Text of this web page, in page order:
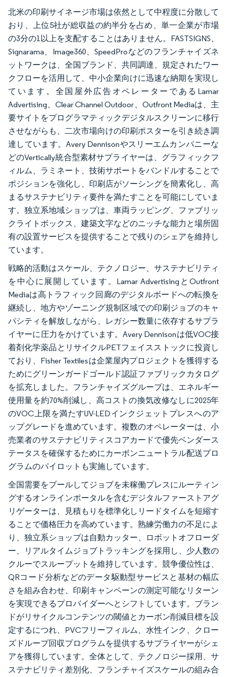
北米の印刷サイネージ市場は依然として中程度に分散して
おり、上位5社が総収益の約半分を占め、単一企業が市場
の3分の1以上を支配することはありません。FASTSIGNS、
Signarama、Image360、SpeedProなどのフランチャイズネ
ットワークは、全国ブランド、共同調達、規定されたワー
クフローを活用して、中小企業向けに迅速な納期を実現し
ています。全国屋外広告オペレーターであるLamar
Advertising、Clear Channel Outdoor、Outfront Mediaは、主
要サイトをプログラマティックデジタルスクリーンに移行
させながらも、二次市場向けの印刷ポスターを引き続き調
達しています。Avery Dennisonやスリーエムカンパニーな
どのVertically統合型素材サプライヤーは、グラフィックフ
ィルム、ラミネート、技術サポートをバンドルすることで
ポジションを強化し、印刷店がソーシングを簡素化し、高
まるサステナビリティ要件を満たすことを可能にしていま
す。独立系地域ショップは、車両ラッピング、ファブリッ
クライトボックス、建築文字などのニッチな能力と場所固
有の設置サービスを提供することで残りのシェアを維持し
ています。
戦略的活動はスケール、テクノロジー、サステナビリティ
を中心に展開しています。Lamar AdvertisingとOutfront
Mediaは高トラフィック回廊のデジタルボードへの転換を
継続し、地方やゾーニング規制区域での印刷ジョブのキャ
パシティを解放しながら、レガシー数量に依存するサプラ
イヤーに圧力をかけています。Avery Dennisonは低VOC接
着剤化学薬品とリサイクルPETフェイスストックに投資し
ており、Fisher Textilesは企業屋内プロジェクトを獲得する
ためにグリーンガードゴールド認証ファブリックカタログ
を拡充しました。フランチャイズグループは、エネルギー
使用量を約70%削減し、高コストの換気改修なしに2025年
のVOC上限を満たすUV-LEDインクジェットプレスへのア
ップグレードを進めています。複数のオペレーターは、小
売業者のサステナビリティスコアカードで優先ベンダース
テータスを確保するためにカーボンニュートラル配送プロ
グラムのパイロットも実施しています。
全国需要をプールしてジョブを未稼働プレスにルーティン
グするオンラインポータルを含むデジタルファーストアグ
リゲーターは、見積もりを標準化しリードタイムを短縮す
ることで価格圧力を高めています。熟練労働力の不足によ
り、独立系ショップは自動カッター、ロボットオフローダ
ー、リアルタイムジョブトラッキングを採用し、少人数の
クルーでスループットを維持しています。競争優位性は、
QRコード分析などのデータ駆動型サービスと基材の幅広
さを組み合わせ、印刷キャンペーンの測定可能なリターン
を実現できるプロバイダーへとシフトしています。ブラン
ドがリサイクルコンテンツの閾値とカーボン削減目標を設
定するにつれ、PVCフリーフィルム、水性インク、クロー
ズドループ回収プログラムを提供するサプライヤーがシェ
アを獲得しています。全体として、テクノロジー採用、サ
ステナビリティ差別化、フランチャイズスケールの組み合